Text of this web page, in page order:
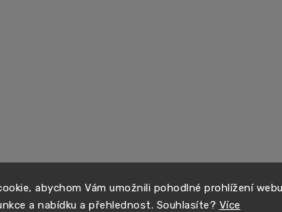
abychom Vám umožnili pohodlné prohlížení webu
a nabídku a přehlednost. Souhlasíte? Více